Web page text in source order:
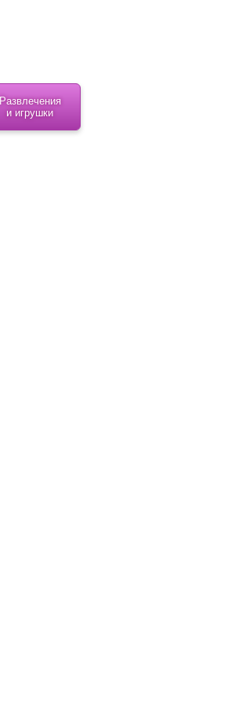
Развлечения
и игрушки